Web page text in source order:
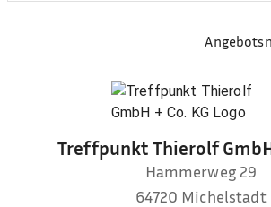
Treffpunkt Thierolf GmbH
Hammerweg 29
64720 Michelstadt